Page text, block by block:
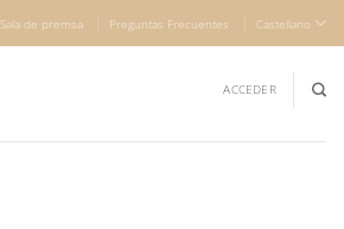
Sala de premsa Preguntas Frecuentes Castellano
ACCEDER